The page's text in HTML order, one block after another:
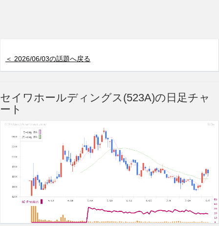
＜ 2026/06/03の話題へ戻る
セイワホールディングス(523A)の日足チャ
ート